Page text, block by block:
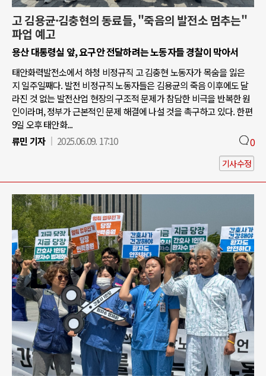
고 김용균·김충현의 동료들, "죽음의 발전소 멈추는"
파업 예고
용산 대통령실 앞, 요구안 전달하려는 노동자들 경찰이 막아서
태안화력발전소에서 하청 비정규직 고 김충현 노동자가 목숨을 잃은
지 일주일째다. 발전 비정규직 노동자들은 김용균의 죽음 이후에도 달
라진 것 없는 발전산업 현장의 구조적 문제가 참담한 비극을 반복한 원
인이라며, 정부가 근본적인 문제 해결에 나설 것을 촉구하고 있다. 한편
9일 오후 태안화...
류민 기자
2025.06.09. 17:10 0
기사수정